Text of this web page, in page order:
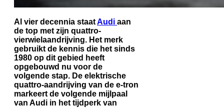
Al vier decennia staatAudi aan
de top met zijn quattro-
vierwielaandrijving. Het merk
gebruikt de kennis die het sinds
1980 op dit gebied heeft
opgebouwd nu voor de
volgende stap. De elektrische
quattro-aandrijving van de e-tron
markeert de volgende mijlpaal
van Audi in het tijdperk van